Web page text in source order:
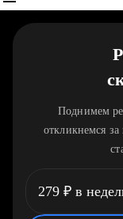
Поднимем
откликнемся
279 ₽ в